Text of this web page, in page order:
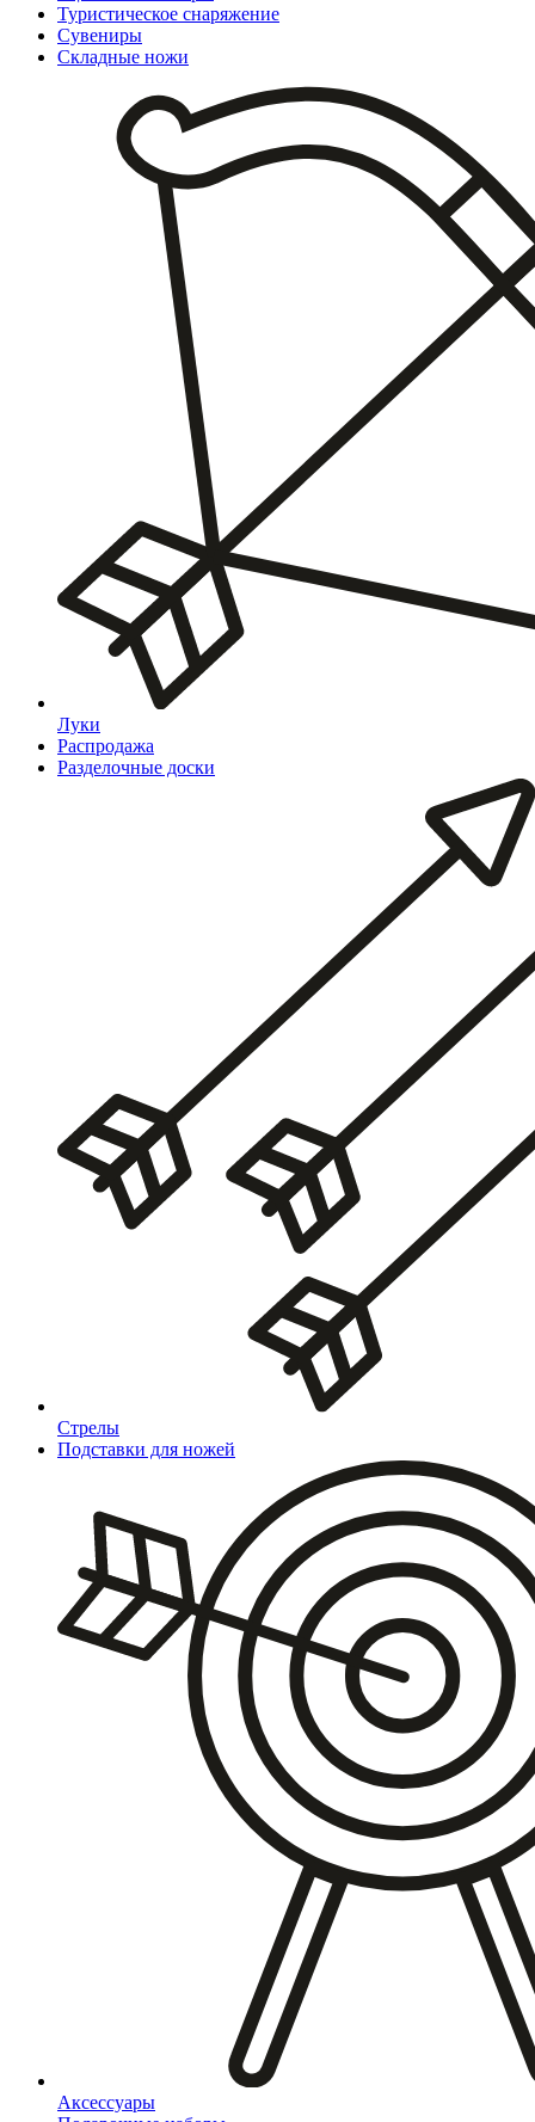
Туристическое снаряжение
Сувениры
Складные ножи
Луки
Распродажа
Разделочные доски
Стрелы
Подставки для ножей
Аксессуары